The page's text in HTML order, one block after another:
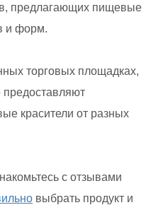
предлагающих пищевые
и форм.
торговых площадках,
предоставляют
красители от разных
с отзывами
выбрать продукт и